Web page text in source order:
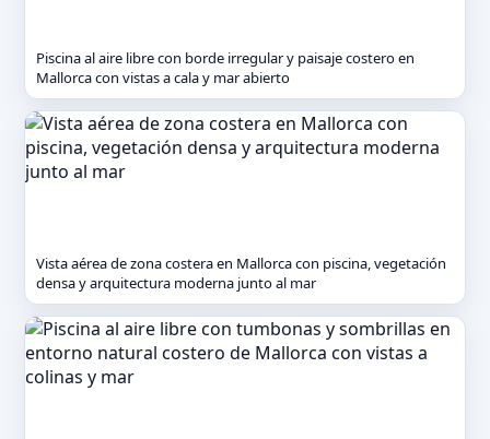
Piscina al aire libre con borde irregular y paisaje costero en
Mallorca con vistas a cala y mar abierto
Vista aérea de zona costera en Mallorca con piscina, vegetación
densa y arquitectura moderna junto al mar